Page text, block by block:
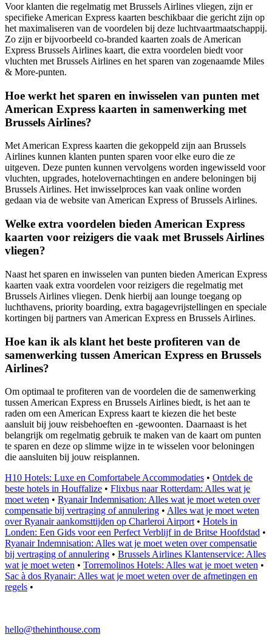
Voor klanten die regelmatig met Brussels Airlines vliegen, zijn er
specifieke American Express kaarten beschikbaar die gericht zijn op
het maximaliseren van de voordelen bij deze luchtvaartmaatschappij.
Zo zijn er bijvoorbeeld co-branded kaarten zoals de American
Express Brussels Airlines kaart, die extra voordelen biedt voor
vluchten met Brussels Airlines en het sparen van zogenaamde Miles
& More-punten.
Hoe werkt het sparen en inwisselen van punten met
American Express kaarten in samenwerking met
Brussels Airlines?
Met American Express kaarten die gekoppeld zijn aan Brussels
Airlines kunnen klanten punten sparen voor elke euro die ze
uitgeven. Deze punten kunnen vervolgens worden ingewisseld voor
vluchten, upgrades, hotelovernachtingen en andere beloningen bij
Brussels Airlines. Het inwisselproces kan vaak online worden
gedaan via de website van American Express of Brussels Airlines.
Welke extra voordelen bieden American Express
kaarten voor reizigers die vaak met Brussels Airlines
vliegen?
Naast het sparen en inwisselen van punten bieden American Express
kaarten vaak extra voordelen voor reizigers die regelmatig met
Brussels Airlines vliegen. Denk hierbij aan lounge toegang op
luchthavens, priority boarding, extra bagagevrijstellingen en speciale
kortingen bij partners van American Express en Brussels Airlines.
Hoe kan ik als klant het beste profiteren van de
samenwerking tussen American Express en Brussels
Airlines?
Om optimaal te profiteren van de voordelen die de samenwerking
tussen American Express en Brussels Airlines biedt, is het aan te
raden om een American Express kaart te kiezen die het beste
aansluit bij jouw reisbehoeften en -gewoonten. Daarnaast is het
belangrijk om regelmatig gebruik te maken van de kaart om punten
te sparen en deze op slimme wijze in te wisselen voor beloningen
die aansluiten bij jouw reisplannen.
H10 Hotels: Luxe en Comfortabele Accommodaties • Ontdek de
beste hotels in Houffalize • Flixbus naar Rotterdam: Alles wat je
moet weten • Ryanair Indemnisation: Alles wat je moet weten over
compensatie bij vertraging of annulering • Alles wat je moet weten
over Ryanair aankomsttijden op Charleroi Airport • Hotels in
Londen: Een Gids voor een Perfect Verblijf in de Britse Hoofdstad •
Ryanair Indemnisation: Alles wat je moet weten over compensatie
bij vertraging of annulering • Brussels Airlines Klantenservice: Alles
wat je moet weten • Torremolinos Hotels: Alles wat je moet weten •
Sac à dos Ryanair: Alles wat je moet weten over de afmetingen en
regels •
hello@thehinthouse.com